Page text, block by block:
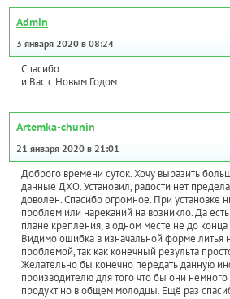
Admin
3 января 2020 в 08:24
Спасибо.
и Вас с Новым Годом
Artemka-chunin
21 января 2020 в 21:01
Доброго времени суток. Хочу выразить
данные ДХО. Установил, радости нет
доволен. Спасибо огромное. При установке
проблем или нареканий на возникло. Да
плане крепления, в одном месте не до
Видимо ошибка в изначальной форме литья
проблемой, так как конечный результа
Желательно бы конечно передать данную
производителю для того что бы они
продукт но в общем молодцы. Ещё раз